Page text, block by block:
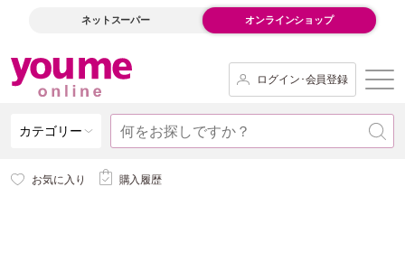
ネットスーパー オンラインショップ
ログイン･会員登録
カテゴリー
お気に入り 購入履歴